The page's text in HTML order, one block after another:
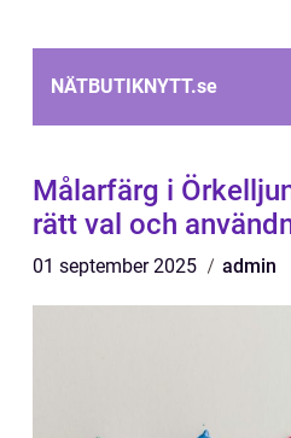
NÄTBUTIKNYTT.se
Målarfärg i
rätt val och
01 september 2025 admin